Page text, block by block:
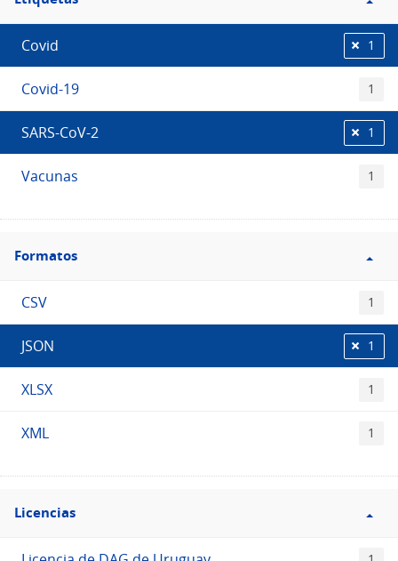
Etiquetas
Covid 1
Covid-19 1
SARS-CoV-2 1
Vacunas 1
Filtro
Formatos
Formatos
CSV 1
JSON 1
XLSX 1
XML 1
Filtro
Licencias
Licencias